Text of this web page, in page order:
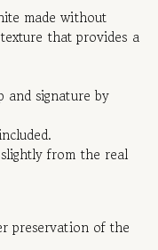
made without
that provides a
and signature by
from the real
preservation of the